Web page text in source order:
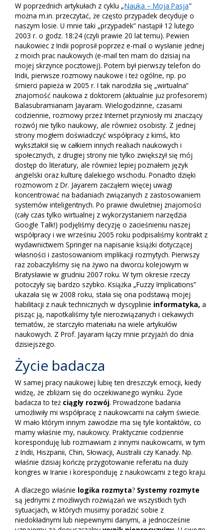
W poprzednich artykułach z cyklu „Nauka – Moja Pasja”
można m.in. przeczytać, że często przypadek decyduje o
naszym losie. U mnie taki „przypadek” nastąpił 12 lutego
2003 r. o godz. 18:24 (czyli prawie 20 lat temu). Pewien
naukowiec z Indii poprosił poprzez e-mail o wysłanie jednej
z moich prac naukowych (e-mail ten mam do dzisiaj na
mojej skrzynce pocztowej). Potem był pierwszy telefon do
Indii, pierwsze rozmowy naukowe i też ogólne, np. po
śmierci papieża w 2005 r. I tak narodziła się „wirtualna”
znajomość naukowa z doktorem (aktualnie już profesorem)
Balasubramianam Jayaram. Wielogodzinne, czasami
codziennie, rozmowy przez Internet przyniosły mi znaczący
rozwój nie tylko naukowy, ale również osobisty. Z jednej
strony mogłem doświadczyć współpracy z kimś, kto
wykształcił się w całkiem innych realiach naukowych i
społecznych, z drugiej strony nie tylko zwiększył się mój
dostęp do literatury, ale również lepiej poznałem język
angielski oraz kulturę dalekiego wschodu. Ponadto dzięki
rozmowom z Dr. Jayarem zacząłem więcej uwagi
koncentrować na badaniach związanych z zastosowaniem
systemów inteligentnych. Po prawie dwuletniej znajomości
(cały czas tylko wirtualnej z wykorzystaniem narzędzia
Google Talk!) podjęliśmy decyzję o zacieśnieniu naszej
współpracy i we wrześniu 2005 roku podpisaliśmy kontrakt z
wydawnictwem Springer na napisanie książki dotyczącej
własności i zastosowaniom implikacji rozmytych. Pierwszy
raz zobaczyliśmy się na żywo na dworcu kolejowym w
Bratysławie w grudniu 2007 roku. W tym okresie rzeczy
potoczyły się bardzo szybko. Książka „Fuzzy Implications”
ukazała się w 2008 roku, stała się ona podstawą mojej
habilitacji z nauk technicznych w dyscyplinie informatyka, a
pisząc ją, napotkaliśmy tyle nierozwiązanych i ciekawych
tematów, że starczyło materiału na wiele artykułów
naukowych. Z Prof. Jayaram łączy mnie przyjaźń do dnia
dzisiejszego.
Życie badacza
W samej pracy naukowej lubię ten dreszczyk emocji, kiedy
widzę, że zbliżam się do oczekiwanego wyniku. Życie
badacza to też ciągły rozwój. Prowadzone badania
umożliwiły mi współpracę z naukowcami na całym świecie.
W mało którym innym zawodzie ma się tyle kontaktów, co
mamy właśnie my, naukowcy. Praktycznie codziennie
koresponduję lub rozmawiam z innymi naukowcami, w tym
z Indii, Hiszpanii, Chin, Słowacji, Australii czy Kanady. Np.
właśnie dzisiaj kończę przygotowanie referatu na duży
kongres w Iranie i koresponduję z naukowcami z tego kraju.
A dlaczego właśnie logika rozmyta? Systemy rozmyte
są jednymi z możliwych rozwiązań we wszystkich tych
sytuacjach, w których musimy poradzić sobie z
niedokładnymi lub niepewnymi danymi, a jednocześnie